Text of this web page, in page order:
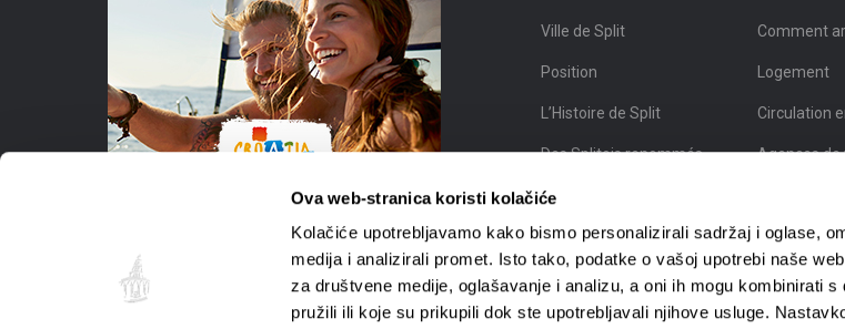
Ova web-stranica koristi kolačiće
Kolačiće upotrebljavamo kako bismo personalizirali sadržaj i oglase,
medija i analizirali promet. Isto tako, podatke o vašoj upotrebi naše
za društvene medije, oglašavanje i analizu, a oni ih mogu kombinirati
pružili ili koje su prikupili dok ste upotrebljavali njihove usluge.
Ville de Split
Position
L’Histoire de Split
Des Splitois renommés
Carte de Split
Comment
Logement
Circulation
Agences de